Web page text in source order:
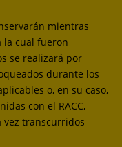
mientras
la cual fueron
se realizará por
durante los
o, en su caso,
con el RACC,
vez transcurridos